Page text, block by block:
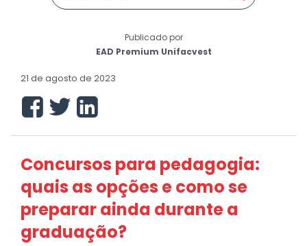
Publicado por
EAD Premium Unifacvest
21 de agosto de 2023
Concursos para pedagogia:
quais as opções e como se
preparar ainda durante a
graduação?